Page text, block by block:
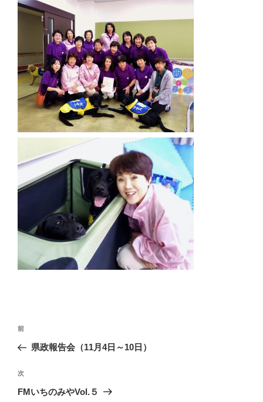
投
ビ
ゲ
前
の
稿
前
県政報告会（11月4日～10日）
次
の
次
FMいちのみやVol.５